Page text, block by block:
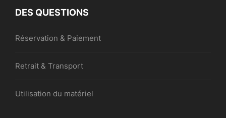
DES QUESTIONS
Réservation & Paiement
Retrait & Transport
Utilisation du matériel